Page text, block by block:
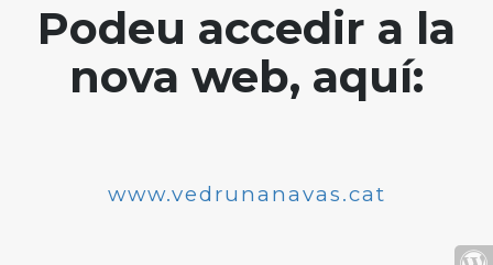
Podeu accedir a la
nova web, aquí:
www.vedrunanavas.cat